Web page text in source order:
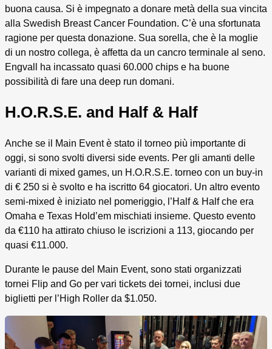
buona causa. Si è impegnato a donare metà della sua vincita
alla Swedish Breast Cancer Foundation. C’è una sfortunata
ragione per questa donazione. Sua sorella, che è la moglie
di un nostro collega, è affetta da un cancro terminale al seno.
Engvall ha incassato quasi 60.000 chips e ha buone
possibilità di fare una deep run domani.
H.O.R.S.E. and Half & Half
Anche se il Main Event è stato il torneo più importante di
oggi, si sono svolti diversi side events. Per gli amanti delle
varianti di mixed games, un H.O.R.S.E. torneo con un buy-in
di € 250 si è svolto e ha iscritto 64 giocatori. Un altro evento
semi-mixed è iniziato nel pomeriggio, l’Half & Half che era
Omaha e Texas Hold’em mischiati insieme. Questo evento
da €110 ha attirato chiuso le iscrizioni a 113, giocando per
quasi €11.000.
Durante le pause del Main Event, sono stati organizzati
tornei Flip and Go per vari tickets dei tornei, inclusi due
biglietti per l’High Roller da $1.050.